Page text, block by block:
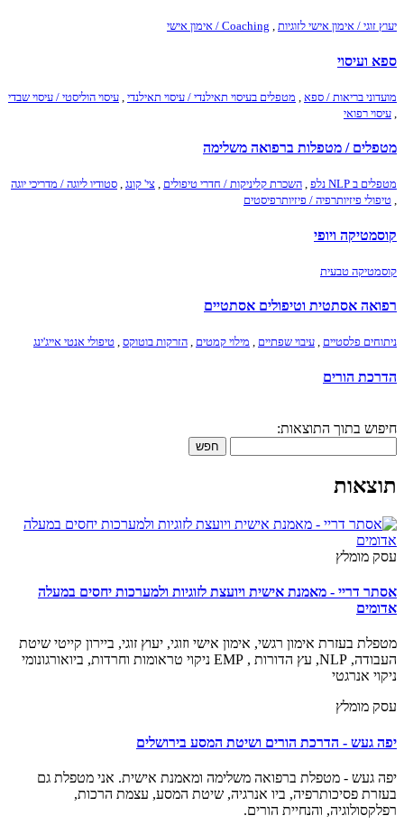
יעוץ זוגי / אימון אישי לזוגיות , Coaching / אימון אישי
ספא ועיסוי
מועדוני בריאות / ספא מטפלים בעיסוי תאילנדי / עיסוי תאילנדי עיסוי הוליסטי / עיסוי שבדי
עיסוי רפואי
מטפלים / מטפלות ברפואה משלימה
מטפלים ב NLP נלפ , השכרת קליניקות / חדרי טיפולים , צי' קונג , סטודיו ליוגה / מדריכי יוגה
, טיפולי פיזיותרפיה / פיזיותרפיסטים
קוסמטיקה ויופי
קוסמטיקה טבעית
רפואה אסתטית וטיפולים אסתטיים
ניתוחים פלסטיים , עיבוי שפתיים , מילוי קמטים , הזרקות בוטוקס , טיפולי אנטי אייג'ינג
הדרכת הורים
חיפוש בתוך התוצאות:
חפש
תוצאות
עסק מומלץ
אסתר דריי - מאמנת אישית ויועצת לזוגיות ולמערכות יחסים במעלה
אדומים
מטפלת בעזרת אימון רגשי, אימון אישי וזוגי, יעוץ זוגי, ביירון קייטי שיטת
העבודה, NLP, עץ הדורות , EMP ניקוי טראומות וחרדות, ביואורגונומי
ניקוי אנרגטי
עסק מומלץ
יפה געש - הדרכת הורים ושיטת המסע בירושלים
יפה געש - מטפלת ברפואה משלימה ומאמנת אישית. אני מטפלת גם
בעזרת פסיכותרפיה, ביו אנרגיה, שיטת המסע, עצמת הרכות,
רפלקסולוגיה, והנחיית הורים.